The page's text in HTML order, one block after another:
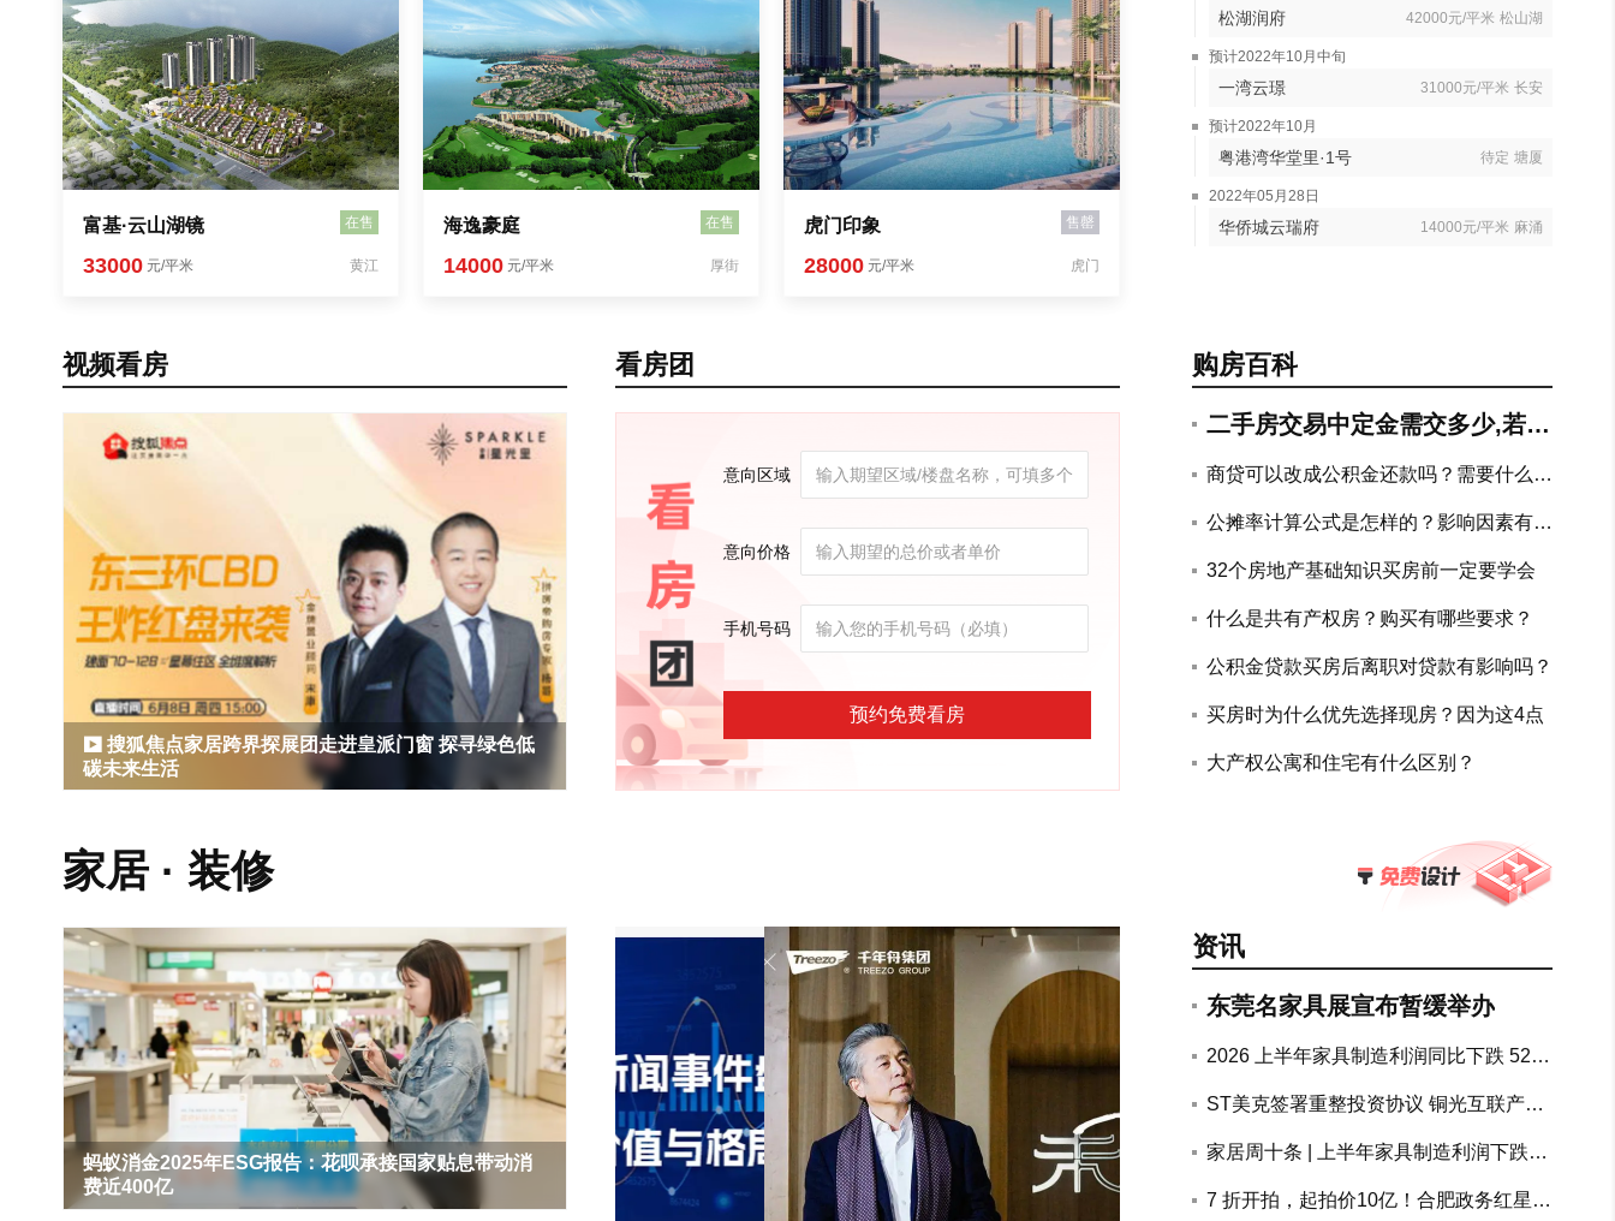
富基·云山湖镜 在售
33000 元/平米 黄江
海逸豪庭 在售
14000 元/平米 厚街
虎门印象 售罄
28000 元/平米 虎门
视频看房
搜狐焦点家居跨界探展团走进皇派门窗 探寻绿色低
碳未来生活
看房团
意向区域
意向价格
手机号码
预约免费看房
松湖润府 42000元/平米 松山湖
预计2022年10月中旬
一湾云璟 31000元/平米 长安
预计2022年10月
粤港湾华堂里·1号 待定 塘厦
2022年05月28日
华侨城云瑞府 14000元/平米 麻涌
购房百科
二手房交易中定金需交多少,若违
约如何赔付?
商贷可以改成公积金还款吗？需要什么手
公摊率计算公式是怎样的？影响因素有哪
32个房地产基础知识买房前一定要学会
什么是共有产权房？购买有哪些要求？
公积金贷款买房后离职对贷款有影响吗？
买房时为什么优先选择现房？因为这4点
大产权公寓和住宅有什么区别？
家居 · 装修
蚂蚁消金2025年ESG报告：花呗承接国家贴息带动消
费近400亿
资讯
东莞名家具展宣布暂缓举办
2026 上半年家具制造利润同比下跌 52.
ST美克签署重整投资协议 铜光互联产融
家居周十条 | 上半年家具制造利润下跌5
康公示家具电商黑白名单…
7 折开拍，起拍价10亿！合肥政务红星美